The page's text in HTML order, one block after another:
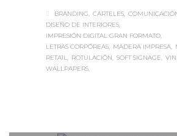
BRANDING CARTELES
DISEÑO DE INTERIORES
IMPRESIÓN DIGITAL GRAN FORMATO
LETRAS CORPÓREAS
MADERA IMPRESA
RETAIL
ROTULACIÓN SOFT SIGNAGE
WALLPAPERS